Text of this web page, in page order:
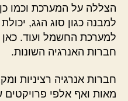
הצללה על המערכת וכמו
למבנה כגון סוג הגג,
למערכת החשמל ועוד. כאן
חברות האנרגיה השונות.
חברות אנרגיה רציניות
מאות ואף אלפי